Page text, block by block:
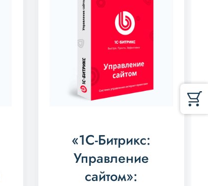
«1С-Битрикс:
Управление
сайтом»: